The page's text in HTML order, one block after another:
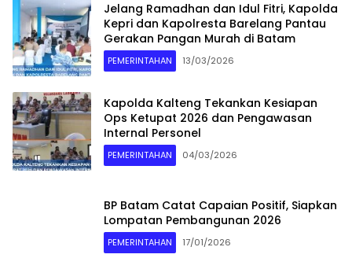
Jelang Ramadhan dan Idul Fitri, Kapolda
Kepri dan Kapolresta Barelang Pantau
Gerakan Pangan Murah di Batam
PEMERINTAHAN 13/03/2026
Kapolda Kalteng Tekankan Kesiapan
Ops Ketupat 2026 dan Pengawasan
Internal Personel
PEMERINTAHAN 04/03/2026
BP Batam Catat Capaian Positif, Siapkan
Lompatan Pembangunan 2026
PEMERINTAHAN 17/01/2026